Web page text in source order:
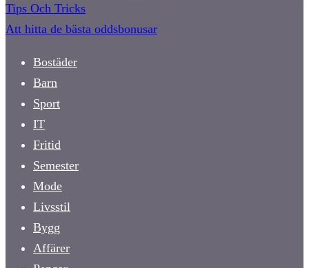
Tips Och Tricks
Att hitta de bästa oddsbonusar
Bostäder
Barn
Sport
IT
Fritid
Semester
Mode
Livsstil
Bygg
Affärer